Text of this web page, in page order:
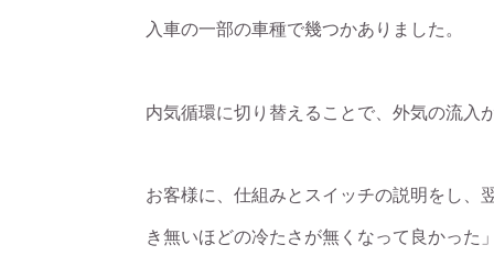
入車の一部の車種で幾つかありました。
内気循環に切り替えることで、外気の流入
お客様に、仕組みとスイッチの説明をし、
き無いほどの冷たさが無くなって良かった